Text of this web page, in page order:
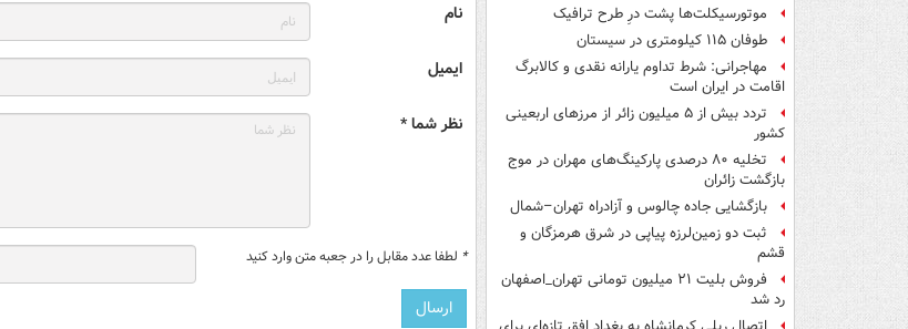
موتورسیکلت‌ها پشت درِ طرح ترافیک
طوفان ۱۱۵ کیلومتری در سیستان
مهاجرانی: شرط تداوم یارانه نقدی و کالابرگ
اقامت در ایران است
تردد بیش از ۵ میلیون زائر از مرزهای اربعینی
کشور
تخلیه ۸۰ درصدی پارکینگ‌های مهران در موج
بازگشت زائران
بازگشایی جاده چالوس و آزادراه تهران–شمال
ثبت دو زمین‌لرزه پیاپی در شرق هرمزگان و
قشم
فروش بلیت ۲۱ میلیون تومانی تهران_اصفهان
رد شد
نام
ایمیل
نظر شما *
* لطفا عدد مقابل را در جعبه متن وارد کنید